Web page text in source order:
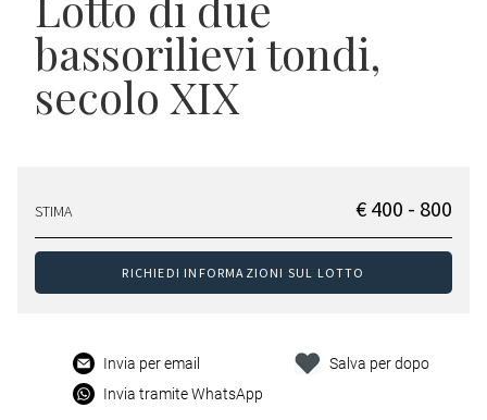
bassorilievi tondi,
secolo XIX
STIMA € 400 - 800
RICHIEDI INFORMAZIONI SUL LOTTO
Invia per email
Invia tramite WhatsApp
Salva per dopo